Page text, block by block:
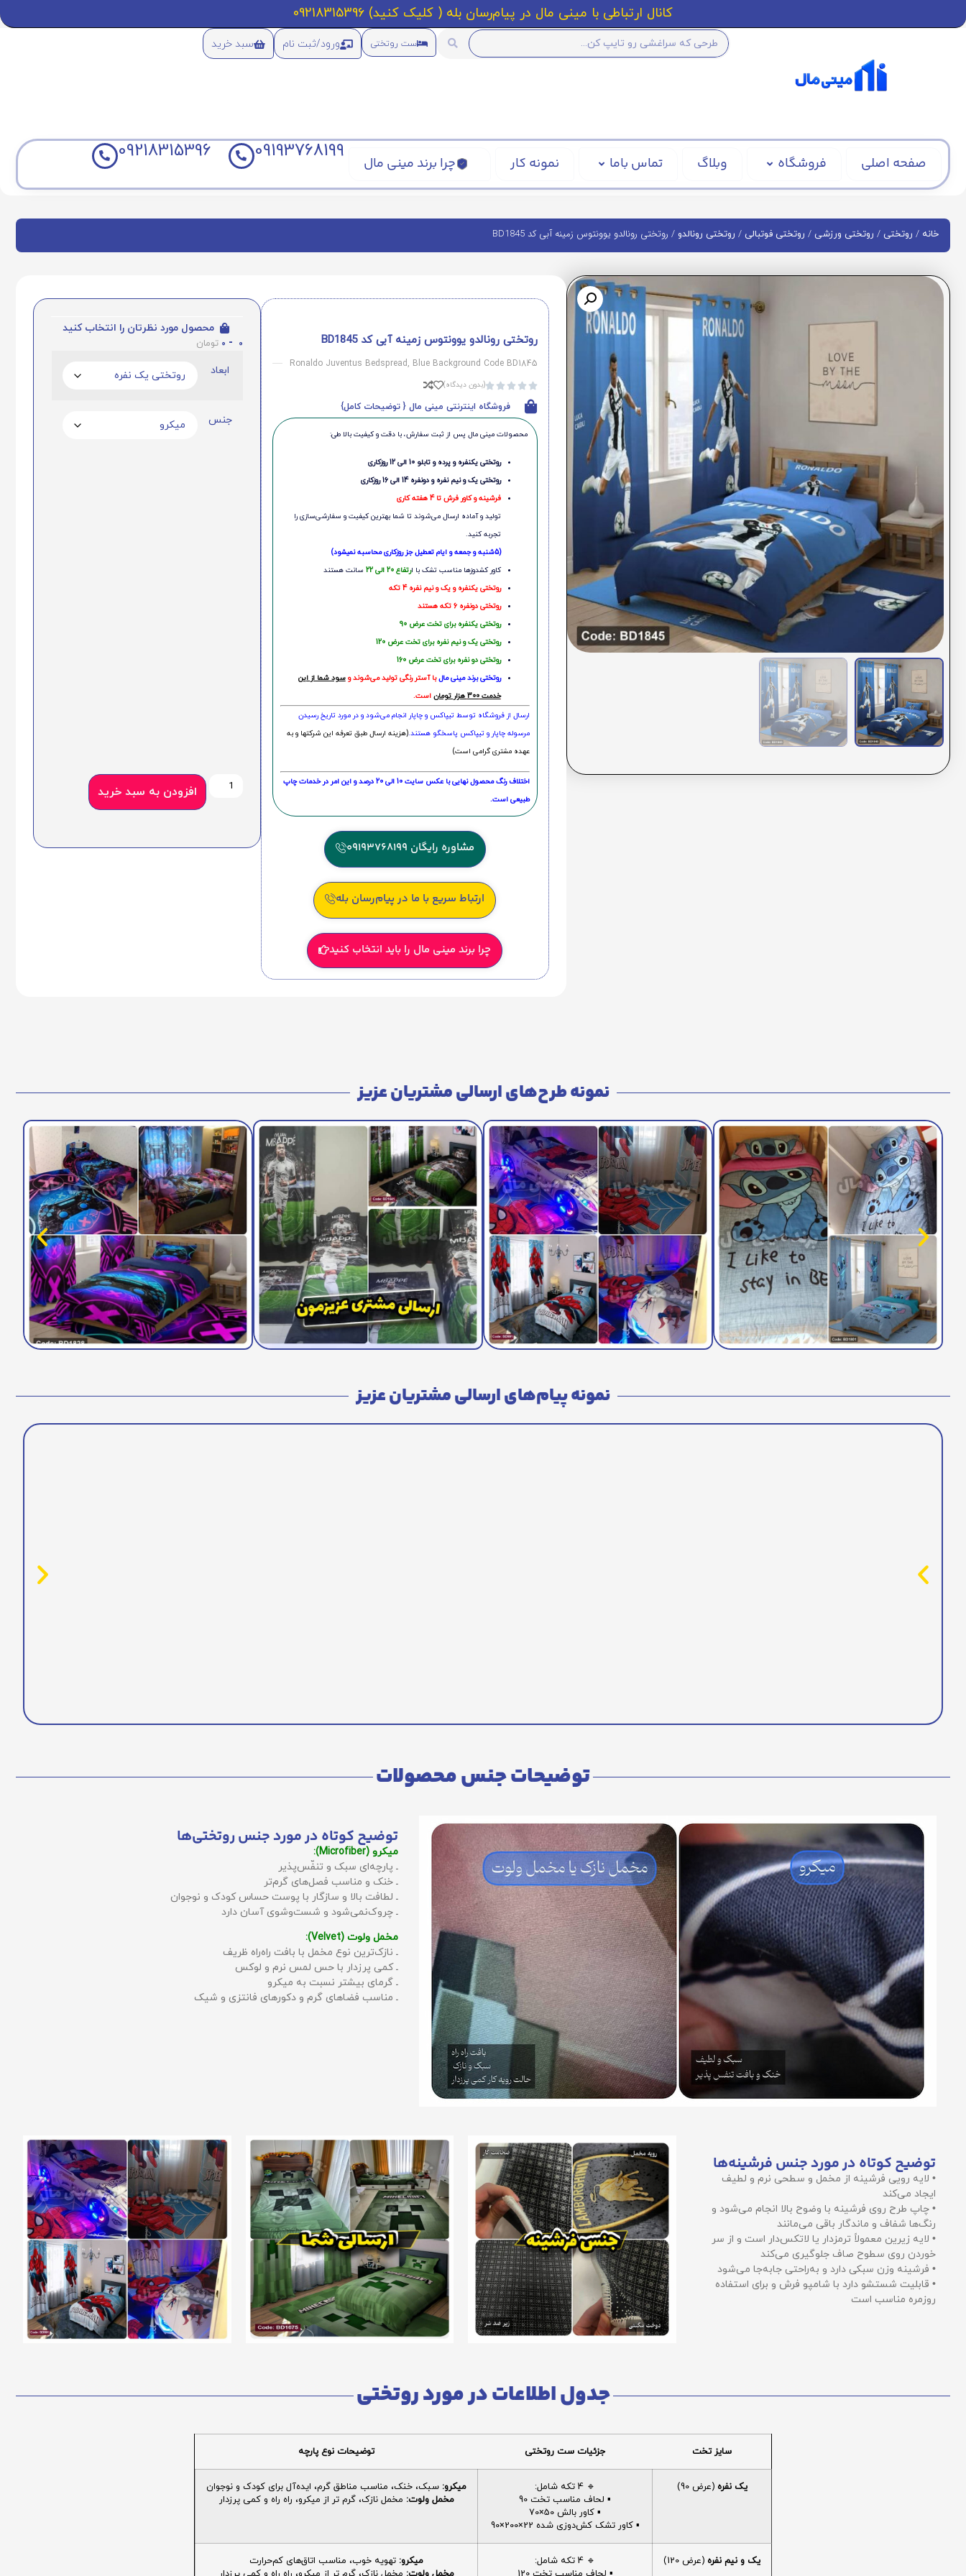
کانال ارتباطی با مینی مال در پیام‌رسان بله ( کلیک کنید) 09218315396
ست روتختی ورود/ثبت نام سبد خرید
صفحه اصلی فروشگاه وبلاگ تماس باما نمونه کار چرا برند مینی مال
09193768199
09218315396
خانه / روتختی / روتختی ورزشی / روتختی فوتبالی / روتختی رونالدو / روتختی رونالدو یوونتوس زمینه آبی کد BD1845
روتختی رونالدو یوونتوس زمینه آبی کد BD1845
Ronaldo Juventus Bedspread, Blue Background Code BD1845




(بدون دیدگاه)
فروشگاه اینترنتی مینی مال { توضیحات کامل}
محصولات مینی‌ مال پس از ثبت سفارش، با دقت و کیفیت بالا طی:
روتختی یکنفره و پرده و تابلو 10 الی 12 روزکاری
روتختی یک و نیم نفره و دونفره 14 الی 16 روزکاری
فرشینه و کاور فرش تا 4 هفته کاری
تولید و آماده ارسال می‌شوند تا شما بهترین کیفیت و سفارشی‌سازی را
تجربه کنید.
(5شنبه و جمعه و ایام تعطیل جز روزکاری محاسبه نمیشود)
کاور کشدوزها مناسب تشک با ارتفاع 20 الی 22
سانت هستند
روتختی یکنفره و یک و نیم نفره 4 تکه
روتختی دونفره 6 تکه هستند
روتختی یکنفره برای تخت عرض 90
روتختی یک و نیم نفره برای تخت عرض 120
روتختی دو نفره برای تخت عرض 160
روتختی‌ برند مینی مالبا آستر رنگی تولید می‌شوند وسود شما از این
خدمت 300 هزار تومان
است.
ارسال از فروشگاه توسط تیپاکس و چاپار انجام می‌شود و در مورد تاریخ رسیدن
مرسوله چاپار و تیپاکس پاسخگو هستند.(هزینه ارسال طبق تعرفه این شرکتها و به
عهده مشتری گرامی است)
اختلاف رنگ محصول نهایی با عکس سایت 10 الی 20 درصد و این امر در خدمات چاپ
طبیعی است.
مشاوره رایگان 09193768199
ارتباط سریع با ما در پیام‌رسان بله
چرا برند مینی مال را باید انتخاب کنید
محصول مورد نظرتان را انتخاب کنید
0
-
0 تومان
ابعاد
جنس
افزودن به سبد خرید
نمونه طرح‌های ارسالی مشتریان عزیز
نمونه پیام‌های ارسالی مشتریان عزیز
توضیحات جنس محصولات
توضیح کوتاه در مورد جنس روتختی‌ها
میکرو (Microfiber):
ـ پارچه‌ای سبک و تنفّس‌پذیر
ـ خنک و مناسب فصل‌های گرم‌تر
ـ لطافت بالا و سازگار با پوست حساس کودک و نوجوان
ـ چروک‌نمی‌شود و شست‌وشوی آسان دارد
مخمل ولوت (Velvet):
ـ نازک‌ترین نوع مخمل با بافت راه‌راه ظریف
ـ کمی پرزدار با حس لمس نرم و لوکس
ـ گرمای بیشتر نسبت به میکرو
ـ مناسب فضاهای گرم و دکورهای فانتزی و شیک
توضیح کوتاه در مورد جنس فرشینه‌ها
• لایه رویی فرشینه از مخمل و سطحی نرم و لطیف
ایجاد می‌کند
• چاپ طرح روی فرشینه با وضوح بالا انجام می‌شود و
رنگ‌ها شفاف و ماندگار باقی می‌مانند
• لایه زیرین معمولاً ترمزدار یا لاتکس‌دار است و از سر
خوردن روی سطوح صاف جلوگیری می‌کند
• فرشینه وزن سبکی دارد و به‌راحتی جابه‌جا می‌شود
• قابلیت شستشو دارد با شامپو فرش و برای استفاده
روزمره مناسب است
جدول اطلاعات در مورد روتختی
سایز تخت جزئیات ست روتختی توضیحات نوع پارچه
یک نفره (عرض 90)
🔹 4 تکه شامل:
▪️ لحاف مناسب تخت 90
▪️ کاور بالش 50×70
▪️ کاور تشک کش‌دوزی شده 22×200×90
میکرو: سبک، خنک، مناسب مناطق گرم، ایده‌آل برای کودک و نوجوان
مخمل ولوت: مخمل نازک، گرم تر از میکرو، راه راه و کمی پرزدار
یک و نیم نفره (عرض 120)
🔹 4 تکه شامل:
میکرو: تهویه خوب، مناسب اتاق‌های کم‌حرارت